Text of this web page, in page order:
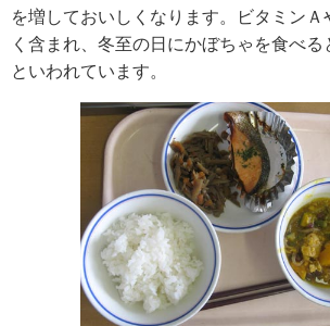
を増しておいしくなります。ビタミンＡ
く含まれ、冬至の日にかぼちゃを食べ
といわれています。